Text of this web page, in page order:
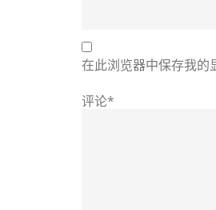
在此浏览器中保存我的
评论*